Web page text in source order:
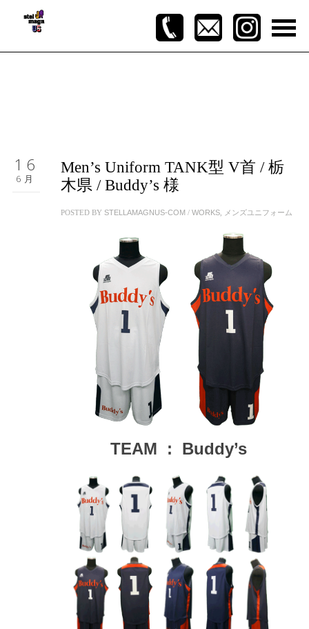
16
6月
Men’s Uniform TANK型 V首 / 栃
木県 / Buddy’s 様
POSTED BY STELLAMAGNUS-COM/ WORKS, メンズユニフォーム
TEAM : Buddy’s